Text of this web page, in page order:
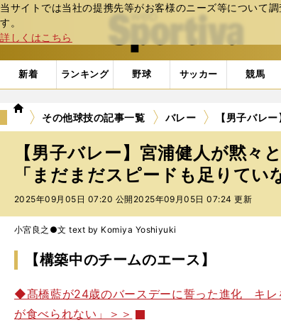
当サイトでは当社の提携先等がお客様のニーズ等について
す。
詳しくはこちら
web Sportiva (webスポルティーバ)
新着 ランキング 野球 サッカー 競馬
we
ィ
ー
バ
その他球技の記事一覧 バレー 【男子バレ
【男子バレー】宮浦健人が黙
「まだまだスピードも足りてい
2025年09月05日 07:20 公開 2025年09月05日 07:24 更新
小宮良之●文 text by Komiya Yoshiyuki
【構築中のチームのエース】
◆髙橋藍が24歳のバースデーに誓った進化 キレ
が食べられない」＞＞